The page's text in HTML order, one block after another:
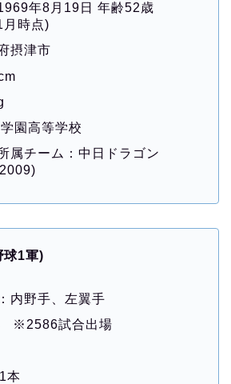
年8月19日 年齢52歳
月時点)
摂津市
園高等学校
属チーム：中日ドラゴン
球1軍)
内野手、左翼手
※2586試合出場
本